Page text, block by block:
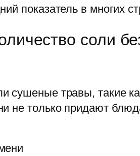
показатель в многих
соли
травы, такие
не только придают